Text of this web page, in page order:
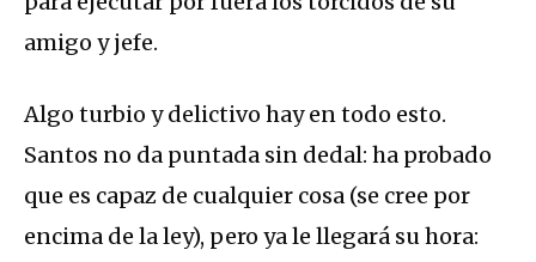
amigo y jefe.
Algo turbio y delictivo hay en todo esto.
Santos no da puntada sin dedal: ha probado
que es capaz de cualquier cosa (se cree por
encima de la ley), pero ya le llegará su hora: